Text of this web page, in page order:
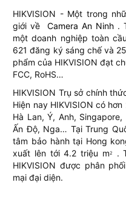
HIKVISION - Một trong
giới vềCamera An Ninh .
một doanh nghiệp toàn
621 đăng ký sáng chế và
phẩm của HIKVISION đạt
FCC, RoHS…
HIKVISION Trụ sở chính
Hiện nay HIKVISION có
Hà Lan, Ý, Anh,
Ấn Độ, Nga… Tại Trung
tâm bảo hành tại Hong
xuất lên tới 4.2 triệu m2
.
HIKVISION được phân
mại đại diện.